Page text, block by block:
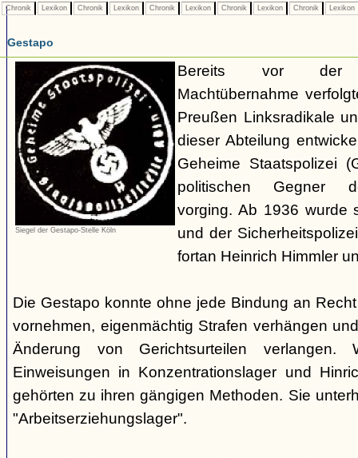
Chronik Lexikon Chronik Lexikon Chronik Lexikon Chronik Lexikon Chronik Lexikon
Gestapo
Siegel der Gestapo-Stelle Köln
Bereits vor der
Machtübernahme
Preußen Linksradikale
dieser Abteilung
Geheime Staatspolizei
politischen Gegner
vorging. Ab 1936 wurde
und der
fortan Heinrich Himmler
Die Gestapo konnte ohne jede Bindung an
vornehmen, eigenmächtig Strafen verhängen
Änderung von Gerichtsurteilen verlangen.
Einweisungen in Konzentrationslager und
gehörten zu ihren gängigen Methoden. Sie
"Arbeitserziehungslager".